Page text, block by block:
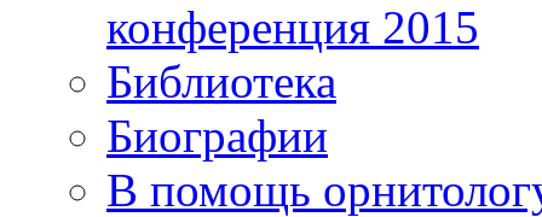
конференция 2015
Библиотека
Биографии
В помощь